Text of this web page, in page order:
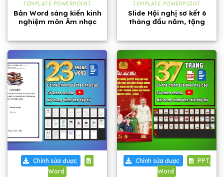
TEMPLATE POWERPOINT
Bản Word sáng kiến kinh
nghiệm môn Âm nhạc
TEMPLATE POWERPOINT
Slide Hội nghị sơ kết 6
tháng đầu năm, tặng
Chỉnh sửa được
Word
Chỉnh sửa được
PPT,
Word